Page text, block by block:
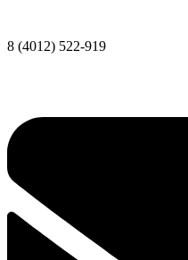
8 (4012) 522-919